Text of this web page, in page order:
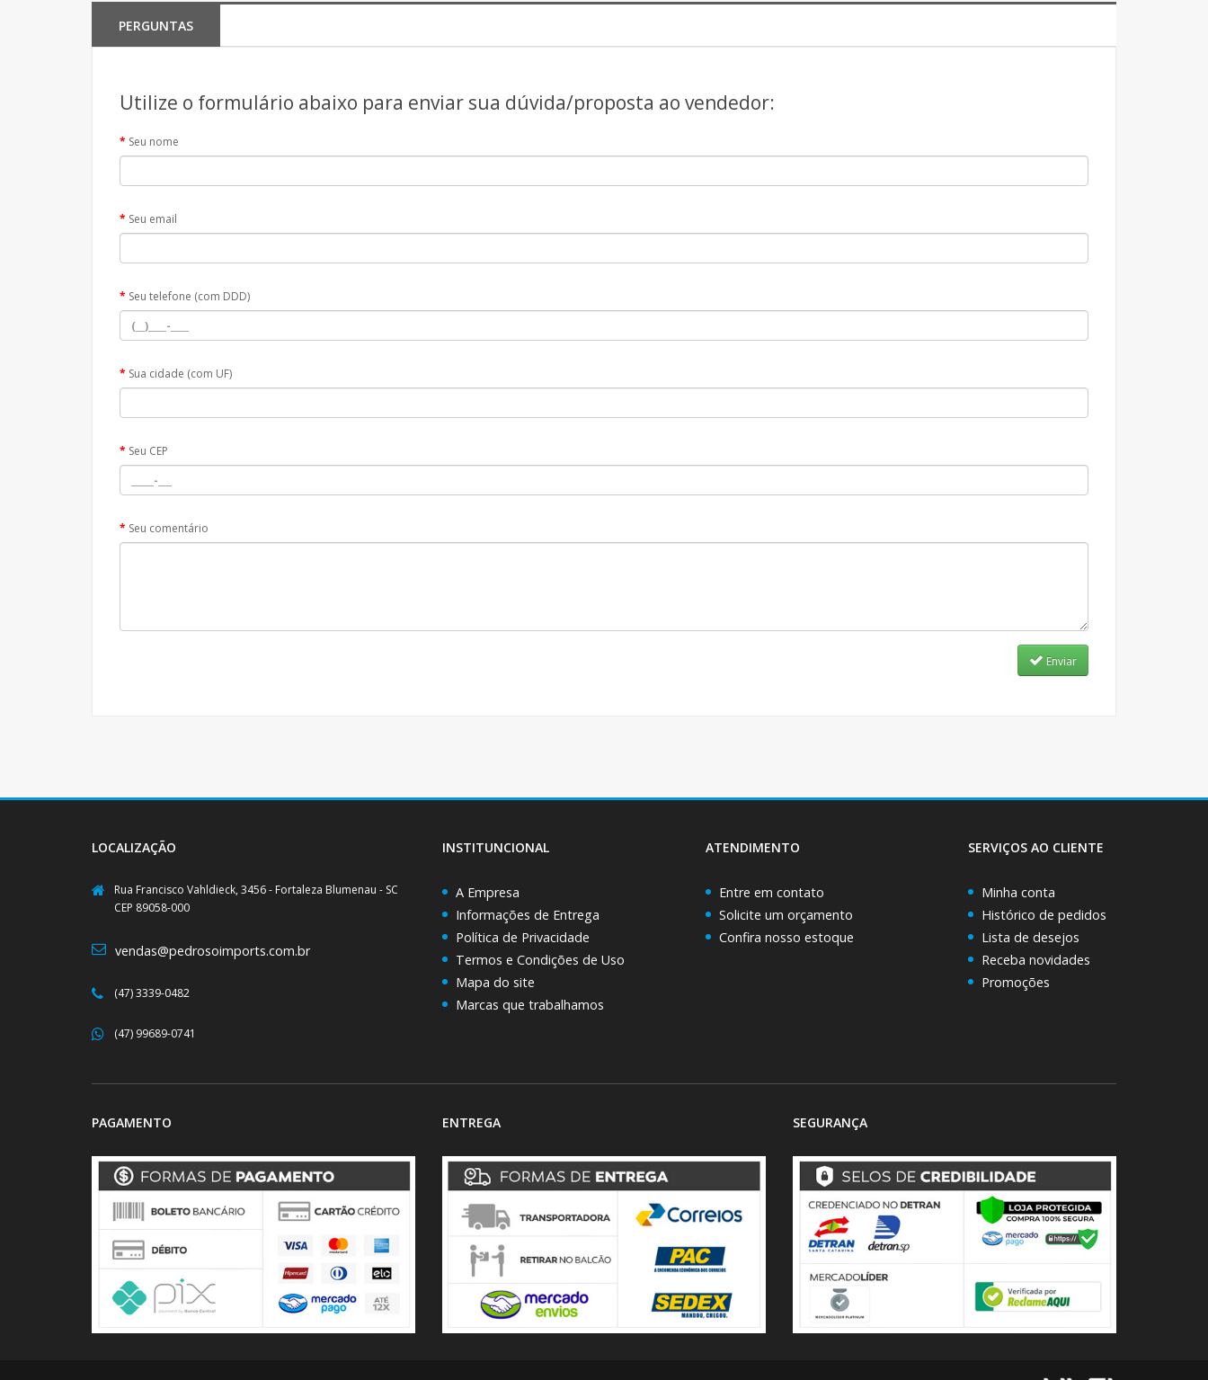
PERGUNTAS
Utilize o formulário abaixo para enviar sua dúvida/proposta ao vendedor:
Seu nome
Seu email
Seu telefone (com DDD)
Sua cidade (com UF)
Seu CEP
Seu comentário
Enviar
LOCALIZAÇÃO
Rua Francisco Vahldieck, 3456 - Fortaleza Blumenau - SC
CEP 89058-000
vendas@pedrosoimports.com.br
(47) 3339-0482
(47) 99689-0741
INSTITUNCIONAL
A Empresa
Informações de Entrega
Política de Privacidade
Termos e Condições de Uso
Mapa do site
Marcas que trabalhamos
ATENDIMENTO
Entre em contato
Solicite um orçamento
Confira nosso estoque
SERVIÇOS AO CLIENTE
Minha conta
Histórico de pedidos
Lista de desejos
Receba novidades
Promoções
PAGAMENTO ENTREGA SEGURANÇA